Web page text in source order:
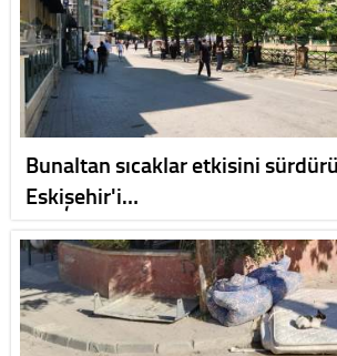
Bunaltan sıcaklar etkisini
Eskişehir'i…